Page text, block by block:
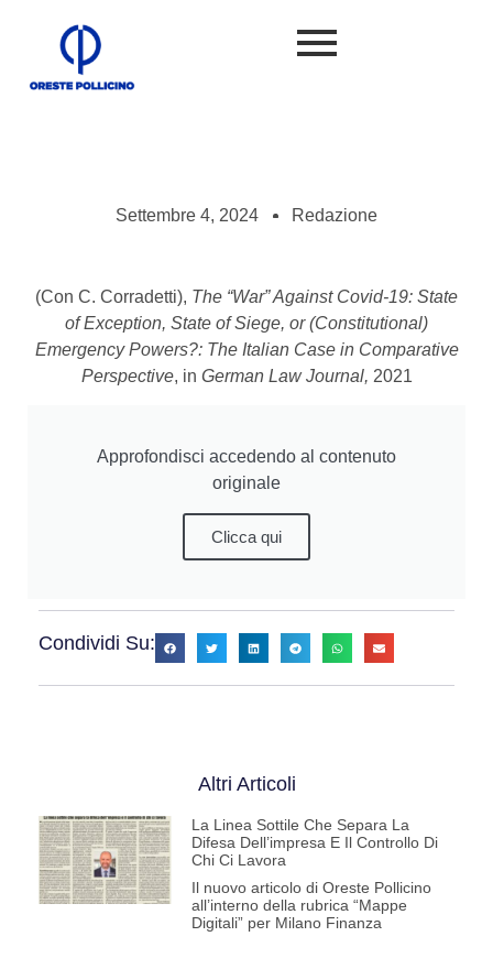
Settembre 4, 2024 Redazione
(Con C. Corradetti), The “War” Against Covid-19: State
of Exception, State of Siege, or (Constitutional)
Emergency Powers?: The Italian Case in Comparative
Perspective, in German Law Journal, 2021
Approfondisci accedendo al contenuto
originale
Clicca qui
Condividi Su:
Altri Articoli
La Linea Sottile Che Separa La
Difesa Dell’impresa E Il Controllo Di
Chi Ci Lavora
Il nuovo articolo di Oreste Pollicino
all’interno della rubrica “Mappe
Digitali” per Milano Finanza